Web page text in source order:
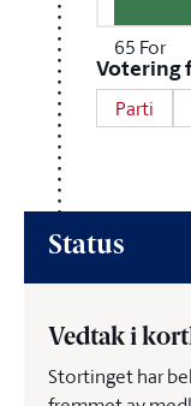
65 For
Votering
Parti
Status
Vedtak i
Stortinget har